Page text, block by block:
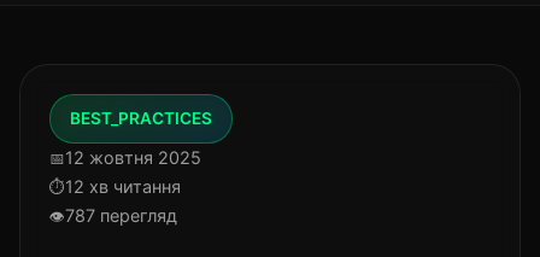
BEST_PRACTICES
12 жовтня 2025
12 хв читання
787 перегляд